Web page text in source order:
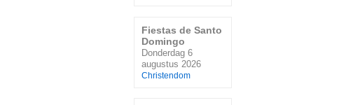
Fiestas de Santo
Domingo
Donderdag 6
augustus 2026
Christendom